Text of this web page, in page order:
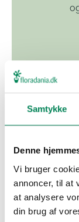
Samtykke
Denne
Vi bruger
annoncer, til at
at analysere
din brug af